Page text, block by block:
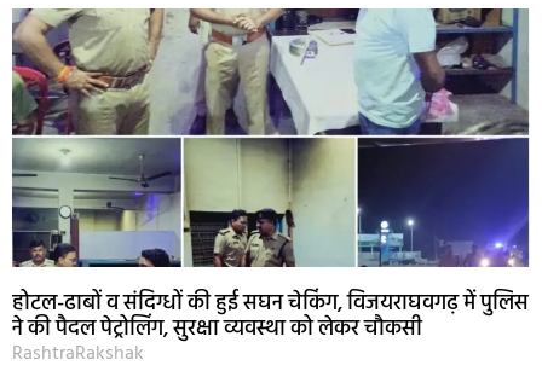
होटल-ढाबों व संदिग्धों की हुई सघन चेकिंग, विजयराघवगढ़ में पुलिस
ने की पैदल पेट्रोलिंग, सुरक्षा व्यवस्था को लेकर चौकसी
RashtraRakshak